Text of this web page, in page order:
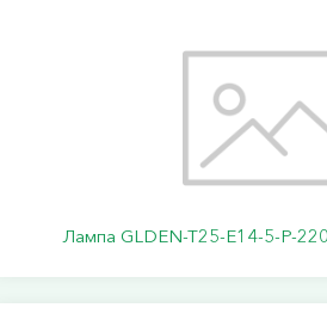
Лампа GLDEN-T25-E14-5-P-